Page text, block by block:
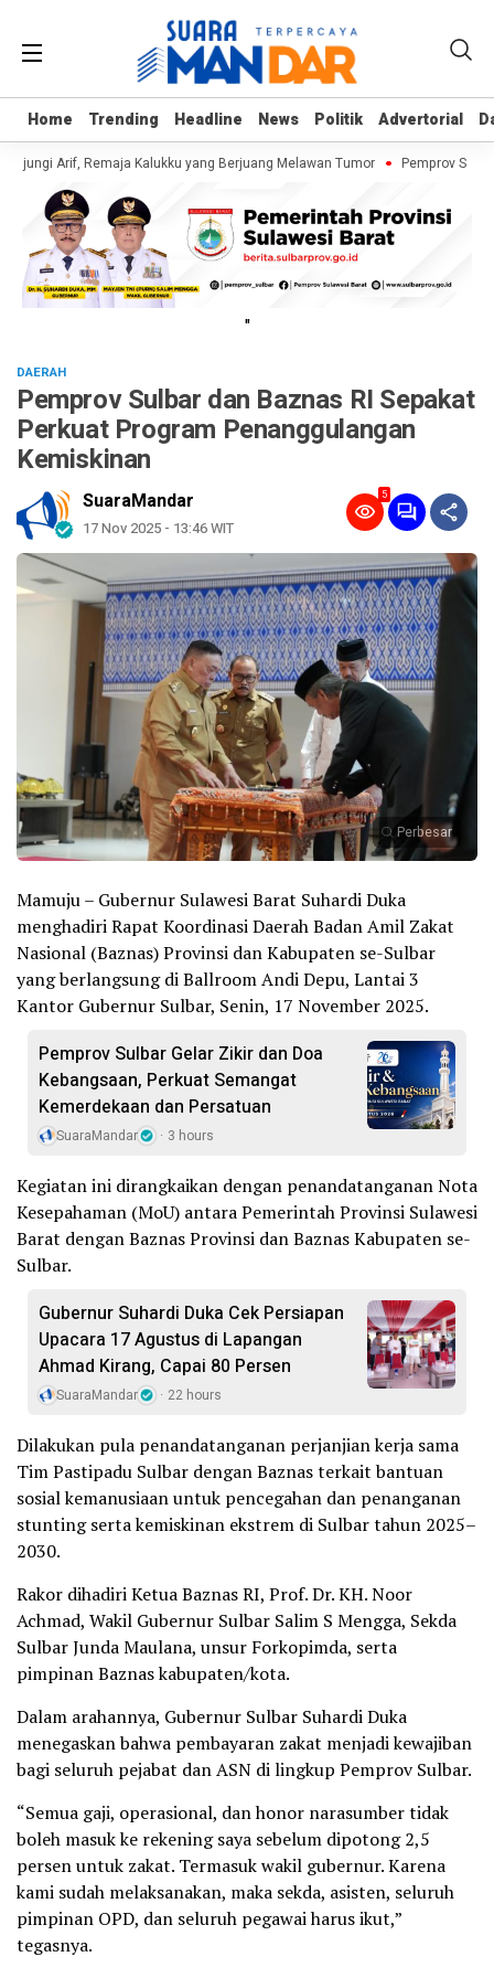
Home Trending Headline News Politik Advertorial
Home Trending Headline News Politik Advertorial
Arif, Remaja Kalukku yang Berjuang Melawan Tumor Pemprov Sulbar
"
DAERAH
Pemprov Sulbar dan Baznas RI Sepakat
Perkuat Program Penanggulangan
Kemiskinan
SuaraMandar
17 Nov 2025 - 13:46 WIT
5
Perbesar
Mamuju – Gubernur Sulawesi Barat Suhardi Duka
menghadiri Rapat Koordinasi Daerah Badan Amil Zakat
Nasional (Baznas) Provinsi dan Kabupaten se-Sulbar
yang berlangsung di Ballroom Andi Depu, Lantai 3
Kantor Gubernur Sulbar, Senin, 17 November 2025.
Pemprov Sulbar Gelar Zikir dan Doa
Kebangsaan, Perkuat Semangat
Kemerdekaan dan Persatuan
SuaraMandar 3 hours
Kegiatan ini dirangkaikan dengan penandatanganan Nota
Kesepahaman (MoU) antara Pemerintah Provinsi Sulawesi
Barat dengan Baznas Provinsi dan Baznas Kabupaten se-
Sulbar.
Gubernur Suhardi Duka Cek Persiapan
Upacara 17 Agustus di Lapangan
Ahmad Kirang, Capai 80 Persen
SuaraMandar 22 hours
Dilakukan pula penandatanganan perjanjian kerja sama
Tim Pastipadu Sulbar dengan Baznas terkait bantuan
sosial kemanusiaan untuk pencegahan dan penanganan
stunting serta kemiskinan ekstrem di Sulbar tahun 2025–
2030.
Rakor dihadiri Ketua Baznas RI, Prof. Dr. KH. Noor
Achmad, Wakil Gubernur Sulbar Salim S Mengga, Sekda
Sulbar Junda Maulana, unsur Forkopimda, serta
pimpinan Baznas kabupaten/kota.
Dalam arahannya, Gubernur Sulbar Suhardi Duka
menegaskan bahwa pembayaran zakat menjadi kewajiban
bagi seluruh pejabat dan ASN di lingkup Pemprov Sulbar.
“Semua gaji, operasional, dan honor narasumber tidak
boleh masuk ke rekening saya sebelum dipotong 2,5
persen untuk zakat. Termasuk wakil gubernur. Karena
kami sudah melaksanakan, maka sekda, asisten, seluruh
pimpinan OPD, dan seluruh pegawai harus ikut,”
tegasnya.